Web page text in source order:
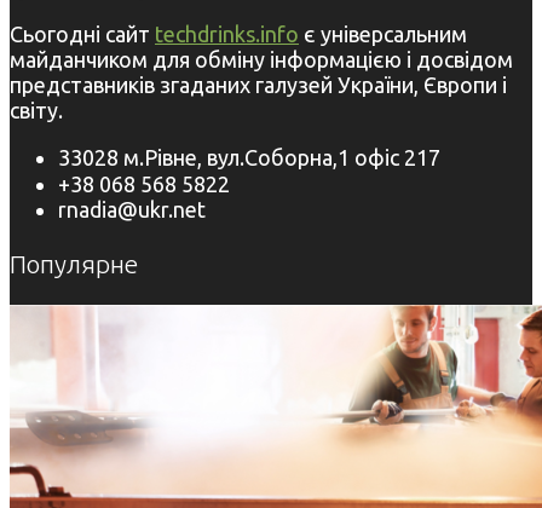
Сьогодні сайт techdrinks.info є універсальним
майданчиком для обміну інформацією і досвідом
представників згаданих галузей України, Європи і
світу.
33028 м.Рівне, вул.Соборна,1 офіс 217
+38 068 568 5822
rnadia@ukr.net
Популярне